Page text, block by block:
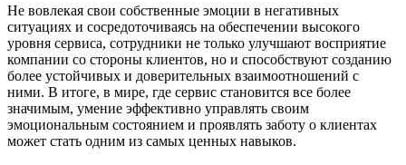
Не вовлекая свои собственные эмоции в негативных
ситуациях и сосредоточиваясь на обеспечении высокого
уровня сервиса, сотрудники не только улучшают восприятие
компании со стороны клиентов, но и способствуют созданию
более устойчивых и доверительных взаимоотношений с
ними. В итоге, в мире, где сервис становится все более
значимым, умение эффективно управлять своим
эмоциональным состоянием и проявлять заботу о клиентах
может стать одним из самых ценных навыков.